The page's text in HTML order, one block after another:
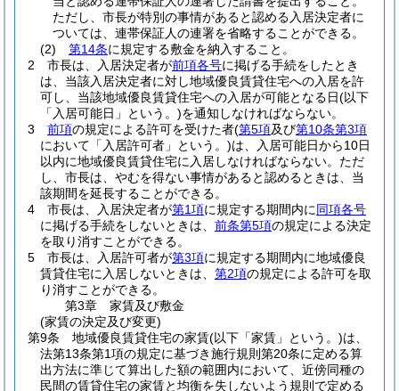
ただし、市長が特別の事情があると認める入居決定者に
ついては、連帯保証人の連署を省略することができる。
(2)
第14条に規定する敷金を納入すること。
2
市長は、入居決定者が前項各号に掲げる手続をしたとき
は、当該入居決定者に対し地域優良賃貸住宅への入居を許
可し、当該地域優良賃貸住宅への入居が可能となる日(以下
「入居可能日」という。)を通知しなければならない。
3
前項の規定による許可を受けた者(第5項及び第10条第3項
において「入居許可者」という。)は、入居可能日から10日
以内に地域優良賃貸住宅に入居しなければならない。 ただ
し、市長は、やむを得ない事情があると認めるときは、当
該期間を延長することができる。
4
市長は、入居決定者が第1項に規定する期間内に同項各号
に掲げる手続をしないときは、 前条第5項の規定による決定
を取り消すことができる。
5
市長は、入居許可者が第3項に規定する期間内に地域優良
賃貸住宅に入居しないときは、 第2項の規定による許可を取
り消すことができる。
第3章
家賃及び敷金
(家賃の決定及び変更)
第9条
地域優良賃貸住宅の家賃(以下「家賃」という。)は、
法第13条第1項の規定に基づき施行規則第20条に定める算
出方法に準じて算出した額の範囲内において、近傍同種の
民間の賃貸住宅の家賃と均衡を失しないよう規則で定める